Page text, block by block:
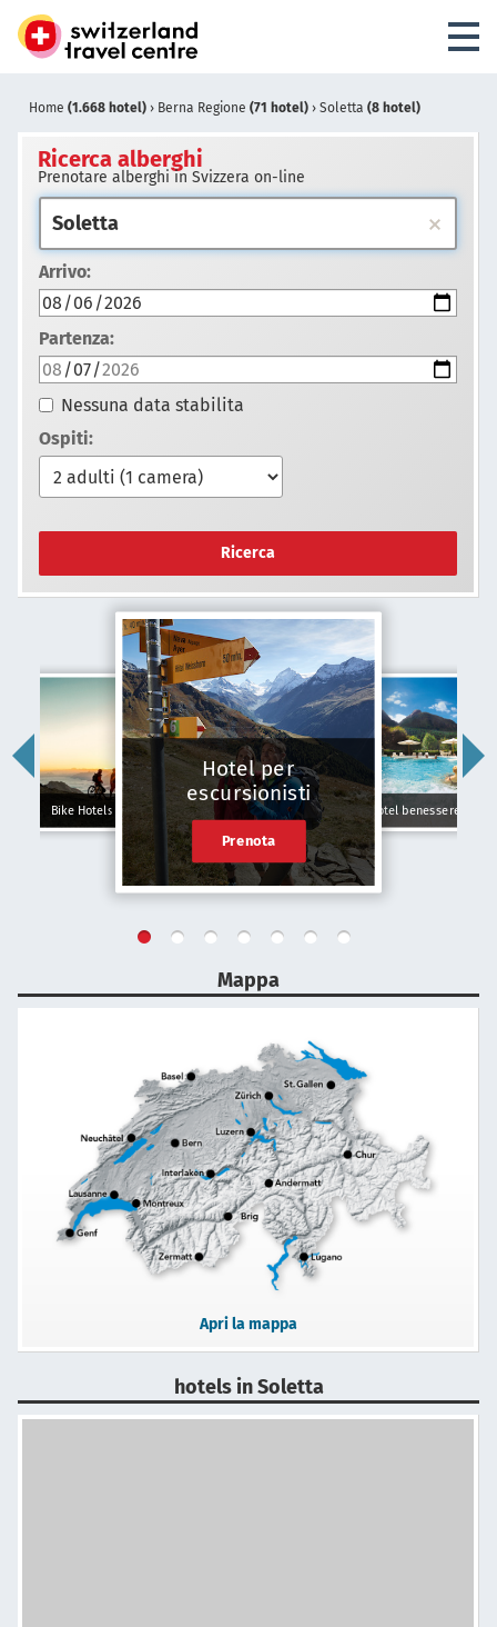
Home (1.668 hotel) › Berna Regione (71 hotel) › Soletta (8 hotel)
Ricerca alberghi
Prenotare alberghi in Svizzera on-line
Arrivo:
Partenza:
Nessuna data stabilita
Ospiti:
Ricerca
Bike Hotels
Hotel per
escursionisti
Prenota
Hotel benessere
Mappa
Apri la mappa
hotels in Soletta